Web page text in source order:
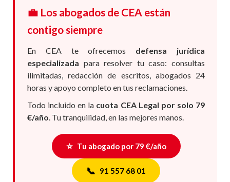
💼 Los abogados de CEA están
contigo siempre
En CEA te ofrecemos defensa jurídica
especializada para resolver tu caso: consultas
ilimitadas, redacción de escritos, abogados 24
horas y apoyo completo en tus reclamaciones.
Todo incluido en la cuota CEA Legal por solo 79
€/año. Tu tranquilidad, en las mejores manos.
⭐ Tu abogado por 79 €/año
📞 91 557 68 01